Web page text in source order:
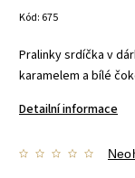
Kód: 675
Pralinky srdíčka v
karamelem a bílé
Detailní informace